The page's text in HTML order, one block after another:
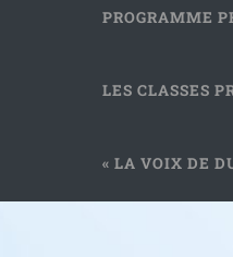
PROGRAMME
LES CLASSES
« LA VOIX DE